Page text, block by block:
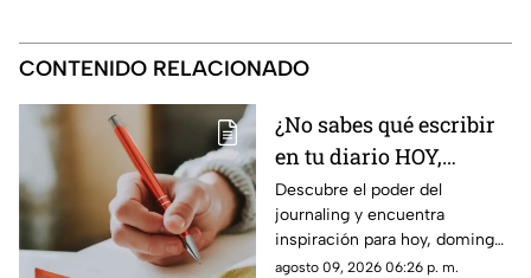
CONTENIDO RELACIONADO
¿No sabes qué escribir
en tu diario HOY,
domingo 9 de agosto de
2026? Usa este journal
prompt
Descubre el poder del
journaling y encuentra
inspiración para hoy, domingo
9 de agosto de 2026. Un
agosto 09, 2026 06:26 p. m.